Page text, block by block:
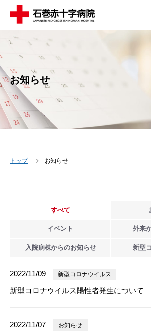
医療関係者の方
お知らせ
トップ お知らせ
すべて
イベント 外来
入院病棟からのお知らせ 新型
2022/11/09 新型コロナウイルス
新型コロナウイルス陽性者発生について
2022/11/07 お知らせ